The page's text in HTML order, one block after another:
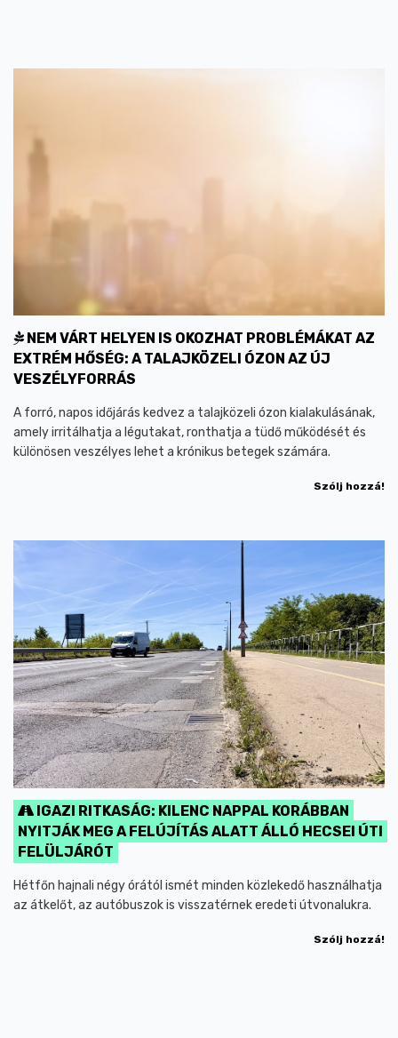
NEM VÁRT HELYEN IS OKOZHAT PROBLÉMÁKAT AZ
EXTRÉM HŐSÉG: A TALAJKÖZELI ÓZON AZ ÚJ
VESZÉLYFORRÁS
A forró, napos időjárás kedvez a talajközeli ózon kialakulásának,
amely irritálhatja a légutakat, ronthatja a tüdő működését és
különösen veszélyes lehet a krónikus betegek számára.
Szólj hozzá!
IGAZI RITKASÁG: KILENC NAPPAL KORÁBBAN
NYITJÁK MEG A FELÚJÍTÁS ALATT ÁLLÓ HECSEI ÚTI
FELÜLJÁRÓT
Hétfőn hajnali négy órától ismét minden közlekedő használhatja
az átkelőt, az autóbuszok is visszatérnek eredeti útvonalukra.
Szólj hozzá!